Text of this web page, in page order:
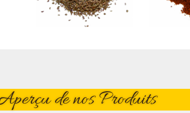
de nos Produits